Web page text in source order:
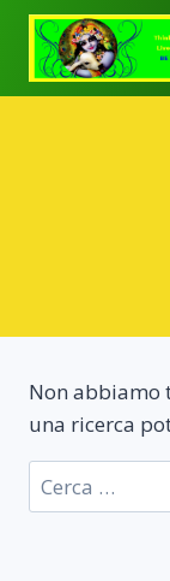
Salta
contenuto
Non abbiamo
una ricerca
Ricerca
per: